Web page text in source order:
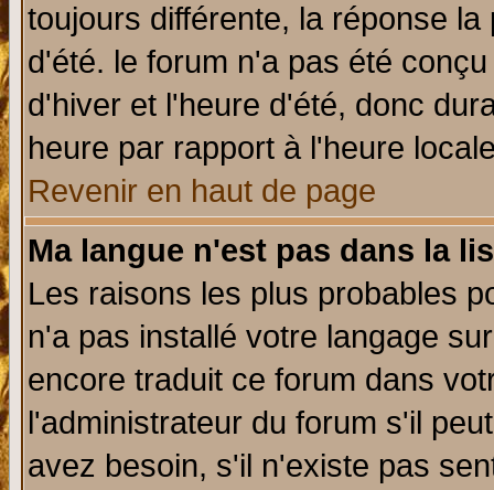
toujours différente, la réponse
d'été. le forum n'a pas été
d'hiver et l'heure d'été, donc
heure par rapport à l'heure
Revenir en haut de page
Ma langue n'est pas dans la
Les raisons les plus probables
n'a pas installé votre langage
encore traduit ce forum dans
l'administrateur du forum s'il
avez besoin, s'il n'existe pas